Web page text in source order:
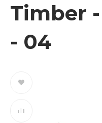
Timber -
- 04